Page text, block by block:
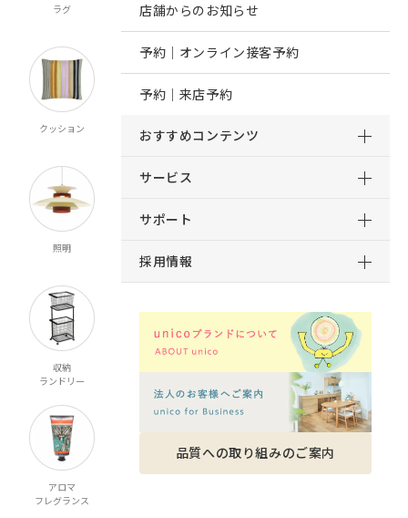
店舗からのお知らせ
予約｜オンライン接客予約
予約｜来店予約
おすすめコンテンツ
サービス
サポート
採用情報
品質への取り組みのご案内
ラグ
オーダー
既製カーテン
クッション
ブランケット
スロー
マット ルームシューズ
照明
収納
ランドリー
ファッション雑貨
アロマ
フレグランス